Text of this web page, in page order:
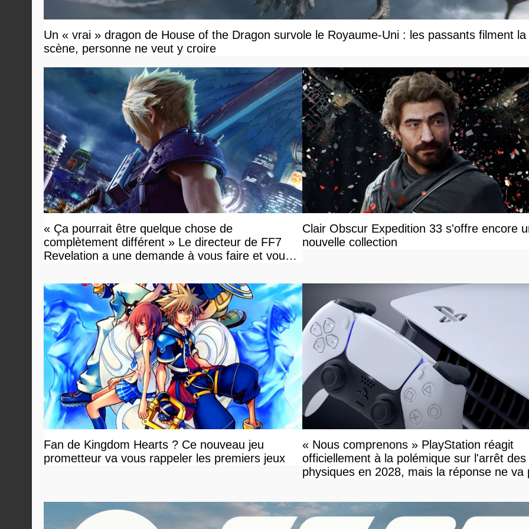
Un « vrai » dragon de House of the Dragon survole le Royaume-Uni : les passants filment la
scène, personne ne veut y croire
« Ça pourrait être quelque chose de
complètement différent » Le directeur de FF7
Revelation a une demande à vous faire et vous
Clair Obscur Expedition 33 s'offre encore
nouvelle collection
Fan de Kingdom Hearts ? Ce nouveau jeu
prometteur va vous rappeler les premiers jeux
« Nous comprenons » PlayStation réagit
officiellement à la polémique sur l'arrêt des
physiques en 2028, mais la réponse ne va